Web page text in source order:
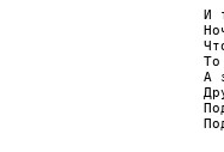
И
То
А